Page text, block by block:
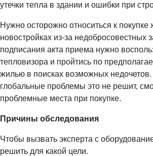
утечки тепла в здании и ошибки при
Нужно осторожно относиться к
новостройках из-за недобросовестных
подписания акта приема нужно
тепловизора и пройтись по
жилью в поисках возможных
глобальные проблемы это не решит,
проблемные места при покупке.
Причины обследования
Чтобы вызвать эксперта с
решить для какой цели.